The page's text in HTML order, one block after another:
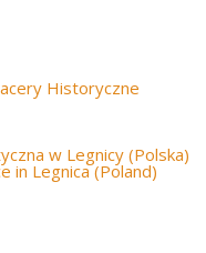
Historyczne
w Legnicy (Polska)
in Legnica (Poland)